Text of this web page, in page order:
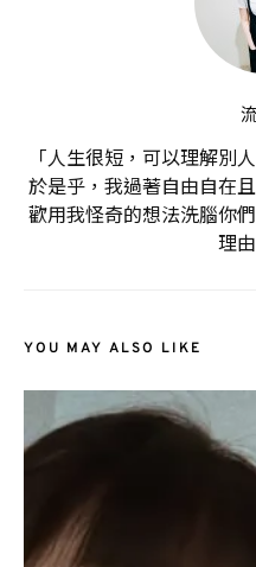
「人生很短，可以理解別
於是乎，我過著自由自在
歡用我怪奇的想法洗腦你
理
YOU MAY ALSO LIKE